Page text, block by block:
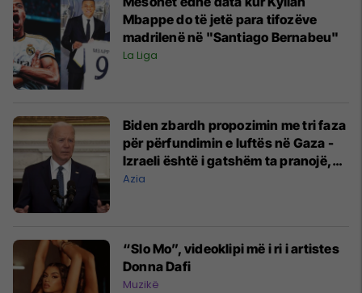
Mbappe do të jetë para tifozëve
madrilenë në "Santiago Bernabeu"
La Liga
Biden zbardh propozimin me tri faza
për përfundimin e luftës në Gaza -
Izraeli është i gatshëm ta pranojë,
pritet përgjigja e Hamasit
Azia
“Slo Mo”, videoklipi më i ri i artistes
Donna Dafi
Muzikë